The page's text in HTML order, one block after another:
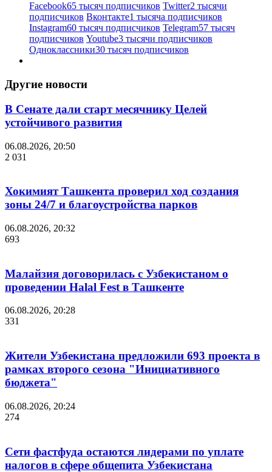
Facebook65 тысяч подписчиков Twitter2 тысячи
подписчиков Вконтакте1 тысяча подписчиков
Instagram60 тысяч подписчиков Telegram57 тысяч
подписчиков Youtube3 тысячи подписчиков
Одноклассники30 тысяч подписчиков
Другие новости
В Сенате дали старт месячнику Целей
устойчивого развития
06.08.2026, 20:50
2 031
Хокимият Ташкента проверил ход создания
зоны 24/7 и благоустройства парков
06.08.2026, 20:32
693
Малайзия договорилась с Узбекистаном о
проведении Halal Fest в Ташкенте
06.08.2026, 20:28
331
Жители Узбекистана предложили 693 проекта в
рамках второго сезона "Инициативного
бюджета"
06.08.2026, 20:24
274
Сети фастфуда остаются лидерами по уплате
налогов в сфере общепита Узбекистана